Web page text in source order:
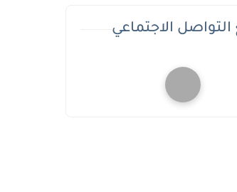
الاجتماعي